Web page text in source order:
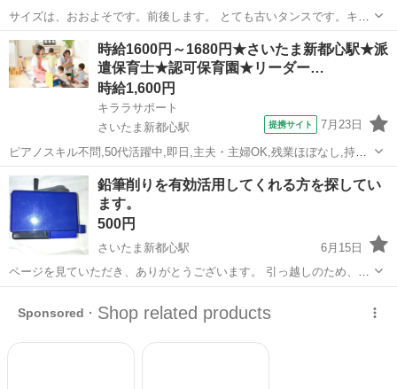
サイズは、おおよそです。前後します。 とても古いタンスです。キ
ズ、薄れあります。 2階から降ろせる方、取りに来て下さる方にお譲
り致します。中古品のご理解のある方、返品されない方にお譲り致し
ます。
埼玉 さいたま市 さいたま新都心駅 収納家具 タンス
時給1600円～1680円★さいたま新都心駅★派
遣保育士★認可保育園★リーダー…
時給1,600円
キララサポート
さいたま新都心駅
提携サイト 7月23日
ピアノスキル不問,50代活躍中,即日,主夫・主婦OK,残業ほぼなし,持ち
帰り残業無し,40代活躍中,20代活躍中,社会福祉法人,ブランクOK,30代
活躍中,学歴不問 保育業務全般(書き物：連絡帳 アプリ使用)、製作業
務、環...
埼玉 さいたま市 さいたま新都心駅 保育士
鉛筆削りを有効活用してくれる方を探してい
ます。
500円
さいたま新都心駅
6月15日
ページを見ていただき、ありがとうございます。 引っ越しのため、家
にあったものを有効に活用してくれる方を探しています。 以前まで使
っていたものですので、クレームや返品はなしでお願いします。 郵送
鉛筆削り